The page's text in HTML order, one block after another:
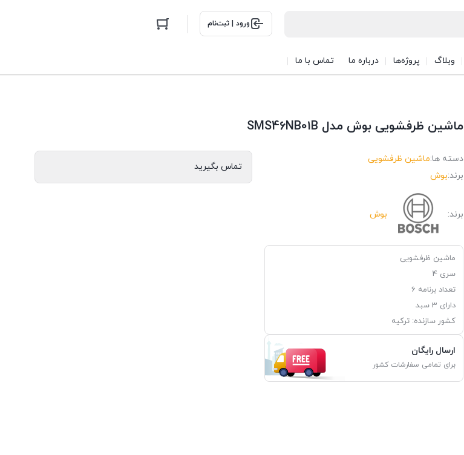
ورود | ثبت‌نام
وبلاگ پروژه‌ها درباره ما تماس با ما
ماشین ظرفشویی بوش مدل SMS46NB01B
دسته ها:ماشین ظرفشویی
برند:بوش
برند: بوش
ماشین ظرفشویی
سری 4
تعداد برنامه 6
دارای 3 سبد
کشور سازنده: ترکیه
ارسال رایگان
برای تمامی سفارشات کشور
تماس بگیرید